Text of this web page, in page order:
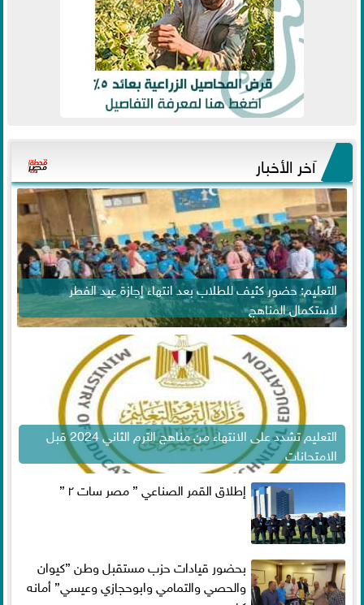
آخر الأخبار
التعليم: حضور كثيف للطلاب بعد انتهاء إجازة عيد الفطر
لاستكمال المناهج
التعليم تشدد على الانتهاء من مناهج الترم الثاني 2024 قبل
الامتحانات
إطلاق القمر الصناعي ” مصر سات ٢ ”
بحضور قيادات حزب مستقبل وطن ”كيوان
والحصي والتمامي وابوحجازي وعيسي” أمانه